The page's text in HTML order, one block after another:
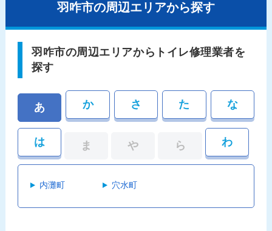
羽咋市の周辺エリアから探す
羽咋市の周辺エリアからトイレ修理業者を
探す
あ か さ た な
は ま や ら わ
内灘町 穴水町